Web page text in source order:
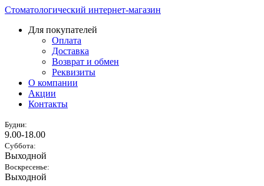
Стоматологический интернет-магазин
Для покупателей
Оплата
Доставка
Возврат и обмен
Реквизиты
О компании
Акции
Контакты
Будни:
9.00-18.00
Суббота:
Выходной
Воскресенье:
Выходной